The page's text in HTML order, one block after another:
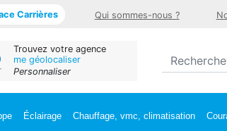
Carrières Qui sommes-nous ?
Trouvez votre agence
me géolocaliser
Personnaliser
Éclairage Chauffage, vmc, climatisation